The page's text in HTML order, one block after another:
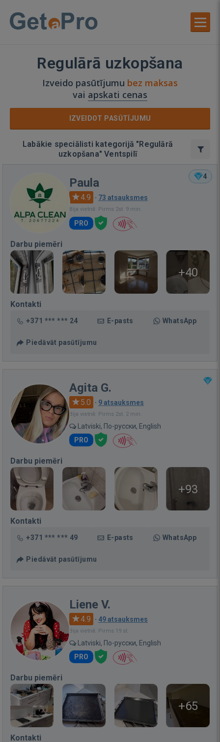
Regulārā uzkopšana
Izveido pasūtījumu bez maksas
vai apskati cenas
IZVEIDOT PASŪTĪJUMU
Labākie speciālisti kategorijā "Regulārā
uzkopšana" Ventspilī
4
Paula
4.9 · 73 atsauksmes
Bija vietnē: Pirms 2st. 9 min.
PRO
Darbu piemēri
+40
Kontakti
+371 *** *** 24 E-pasts WhatsApp
Piedāvāt pasūtījumu
Agita G.
5.0 · 9 atsauksmes
Bija vietnē: Pirms 2st. 2 min.
Latviski, По-русски, English
PRO
Darbu piemēri
+93
Kontakti
+371 *** *** 49 E-pasts WhatsApp
Piedāvāt pasūtījumu
Liene V.
4.9 · 49 atsauksmes
Bija vietnē: Pirms 19 st.
Latviski, По-русски, English
PRO
Darbu piemēri
+65
Kontakti